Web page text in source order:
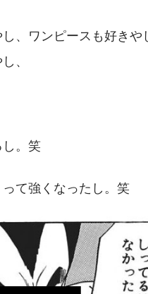
、ワンピースも好き
、
。笑
て強くなったし。笑